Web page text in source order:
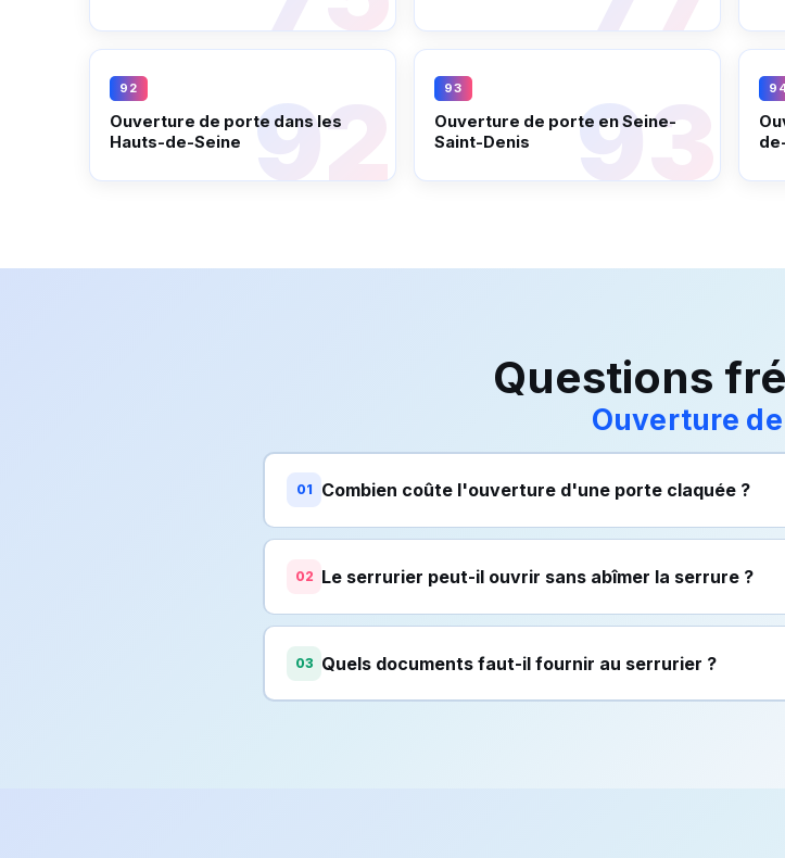
92
Ouverture de porte dans les
Hauts-de-Seine
93
Ouverture de porte en Seine-
Saint-Denis
Questions
Ouverture
01 Combien coûte l'ouverture d'une porte claquée ?
02 Le serrurier peut-il ouvrir sans abîmer la serrure ?
03 Quels documents faut-il fournir au serrurier ?